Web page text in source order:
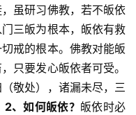
虽研习佛教，若不皈依
三皈为根本，皈依有救
戒的根本。佛教对能皈
只要发心皈依者可受。
敬处），诸漏未尽，三
2、如何皈依？ 皈依时必